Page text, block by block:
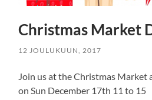
Christmas Market
12 JOULUKUUN, 2017
Join us at the Christmas Market
on Sun December 17th 11 to 15